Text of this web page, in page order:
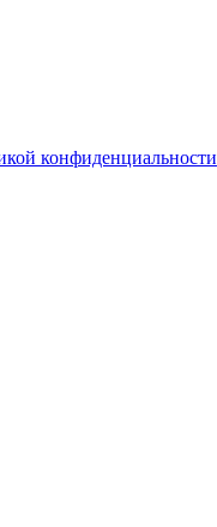
конфиденциальности